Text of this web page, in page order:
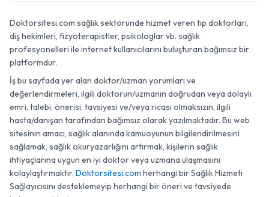
Doktorsitesi.com sağlık sektöründe hizmet veren tıp doktorları,
diş hekimleri, fizyoterapistler, psikologlar vb. sağlık
profesyonelleri ile internet kullanıcılarını buluşturan bağımsız bir
platformdur.
İş bu sayfada yer alan doktor/uzman yorumları ve
değerlendirmeleri, ilgili doktorun/uzmanın doğrudan veya dolaylı
emri, talebi, önerisi, tavsiyesi ve/veya ricası olmaksızın, ilgili
hasta/danışan tarafından bağımsız olarak yazılmaktadır. Bu web
sitesinin amacı, sağlık alanında kamuoyunun bilgilendirilmesini
sağlamak, sağlık okuryazarlığını artırmak, kişilerin sağlık
ihtiyaçlarına uygun en iyi doktor veya uzmana ulaşmasını
kolaylaştırmaktır. Doktorsitesi.com herhangi bir Sağlık Hizmeti
Sağlayıcısını desteklemeyip herhangi bir öneri ve tavsiyede